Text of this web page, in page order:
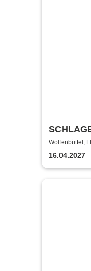
große
Wolfenbüttel,
16.04.2027